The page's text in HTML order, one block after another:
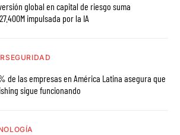
global en capital de riesgo suma
impulsada por la IA
de las empresas en América Latina asegura que
sigue funcionando